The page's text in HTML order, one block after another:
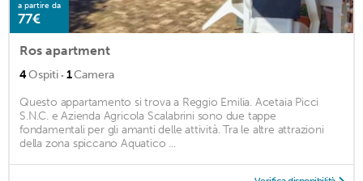
a partire da
77€
Ros apartment
4Ospiti · 1Camera
Questo appartamento si trova a Reggio Emilia. Acetaia Picci
S.N.C. e Azienda Agricola Scalabrini sono due tappe
fondamentali per gli amanti delle attività. Tra le altre attrazioni
della zona spiccano Aquatico ...